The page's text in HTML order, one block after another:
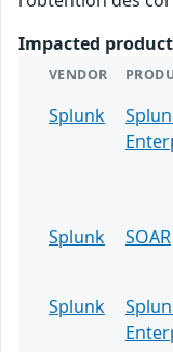
Impacted
VENDOR
Splunk
Splunk
SOAR
Splunk